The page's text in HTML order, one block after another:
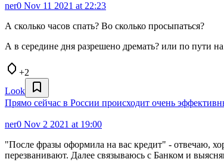
ner0 Nov 11 2021 at 22:23
А сколько часов спать? Во сколько просыпаться?
А в середине дня разрешено дремать? или по пути
+2
Look
Прямо сейчас в России происходит очень
ner0 Nov 2 2021 at 19:00
"После фразы оформила на вас кредит" - отвечаю,
перезванивают. Далее связываюсь с Банком и